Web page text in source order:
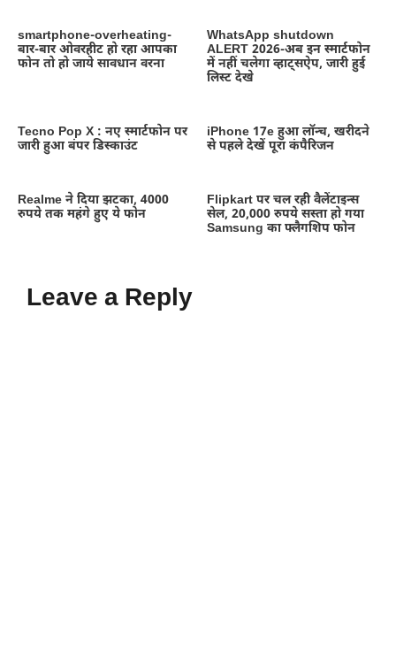
smartphone-overheating-
बार-बार ओवरहीट हो रहा आपका
फोन तो हो जाये सावधान वरना
WhatsApp shutdown
ALERT 2026-अब इन स्मार्टफोन
में नहीं चलेगा व्हाट्सऐप, जारी हुई
लिस्ट देखे
Tecno Pop X : नए स्मार्टफोन पर
जारी हुआ बंपर डिस्काउंट
iPhone 17e हुआ लॉन्च, खरीदने
से पहले देखें पूरा कंपैरिजन
Realme ने दिया झटका, 4000
रुपये तक महंगे हुए ये फोन
Flipkart पर चल रही वैलेंटाइन्स
सेल, 20,000 रुपये सस्ता हो गया
Samsung का फ्लैगशिप फोन
Leave a Reply